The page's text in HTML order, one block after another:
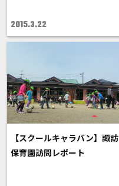
2015.3.22
【スクールキャラバン】諏訪
保育園訪問レポート